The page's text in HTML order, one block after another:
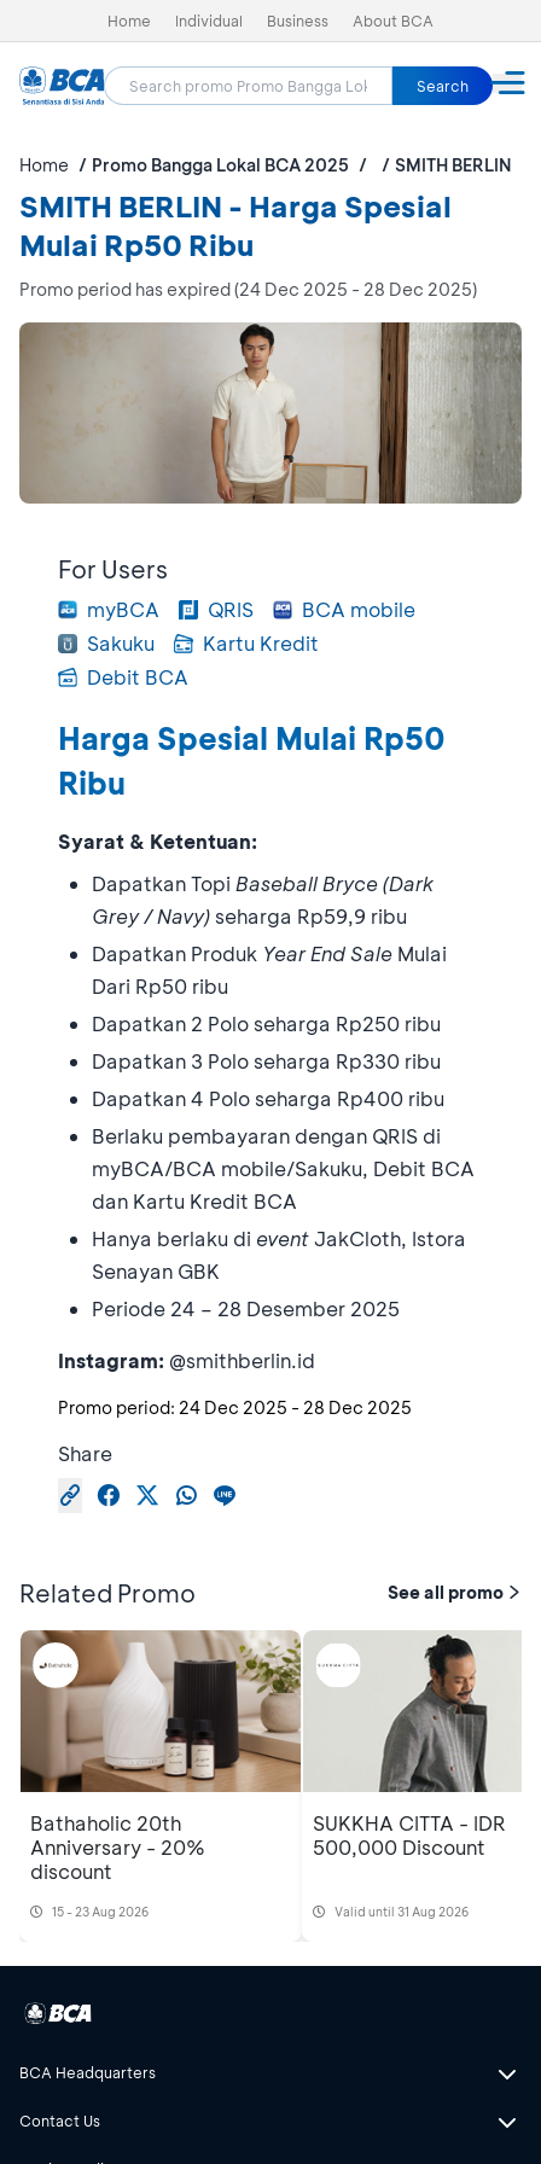
Home Individual Business About BCA
Search
Home Promo Bangga Lokal BCA 2025 SMITH BERLIN
SMITH BERLIN - Harga Spesial
Mulai Rp50 Ribu
Promo period has expired (24 Dec 2025 - 28 Dec 2025)
For Users
myBCA QRIS
BCA mobile
Sakuku
Kartu Kredit
Debit BCA
Harga Spesial Mulai Rp50
Ribu
Syarat & Ketentuan:
Dapatkan Topi Baseball Bryce (Dark
Grey / Navy) seharga Rp59,9 ribu
Dapatkan Produk Year End Sale Mulai
Dari Rp50 ribu
Dapatkan 2 Polo seharga Rp250 ribu
Dapatkan 3 Polo seharga Rp330 ribu
Dapatkan 4 Polo seharga Rp400 ribu
Berlaku pembayaran dengan QRIS di
myBCA/BCA mobile/Sakuku, Debit BCA
dan Kartu Kredit BCA
Hanya berlaku di eventJakCloth, Istora
Senayan GBK
Periode 24 – 28 Desember 2025
Instagram: @smithberlin.id
Promo period: 24 Dec 2025 - 28 Dec 2025
Share
Related Promo See all promo
Bathaholic 20th
Anniversary - 20%
discount
15 - 23 Aug 2026
SUKKHA CITTA - IDR
500,000 Discount
Valid until 31 Aug 2026
BCA Headquarters
Contact Us